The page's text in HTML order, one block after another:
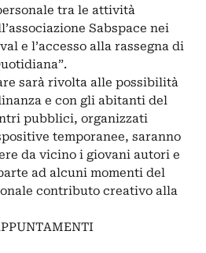
tra le attività
Sabspace nei
e l’accesso alla rassegna di
sarà rivolta alle possibilità
e con gli abitanti del
pubblici, organizzati
temporanee, saranno
da vicino i giovani autori e
ad alcuni momenti del
contributo creativo alla